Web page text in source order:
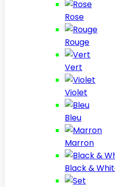
Rose
Rouge
Vert
Violet
Bleu
Marron
Black &